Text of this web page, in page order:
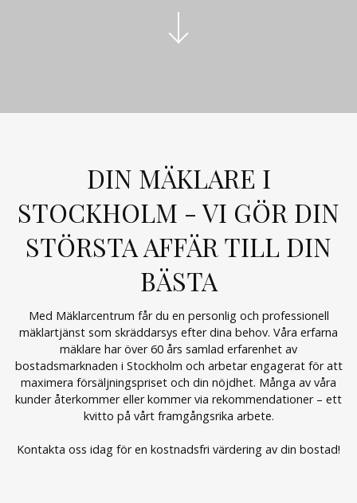
DIN MÄKLARE I
STOCKHOLM - VI GÖR DIN
STÖRSTA AFFÄR TILL DIN
BÄSTA
Med Mäklarcentrum får du en personlig och professionell
mäklartjänst som skräddarsys efter dina behov. Våra erfarna
mäklare har över 60 års samlad erfarenhet av
bostadsmarknaden i Stockholm och arbetar engagerat för att
maximera försäljningspriset och din nöjdhet. Många av våra
kunder återkommer eller kommer via rekommendationer – ett
kvitto på vårt framgångsrika arbete.
Kontakta oss idag för en kostnadsfri värdering av din bostad!